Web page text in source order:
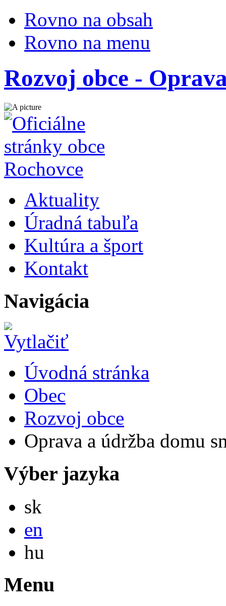
Rovno na obsah
Rovno na menu
Rozvoj obce -
Aktuality
Úradná tabuľa
Kultúra a šport
Kontakt
Navigácia
Úvodná stránka
Obec
Rozvoj obce
Oprava a údržba domu
Výber jazyka
sk
en
hu
Menu